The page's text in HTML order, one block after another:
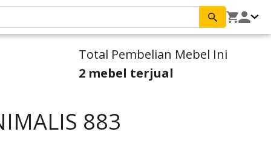
Total Pembelian Mebel Ini
2 mebel terjual
883